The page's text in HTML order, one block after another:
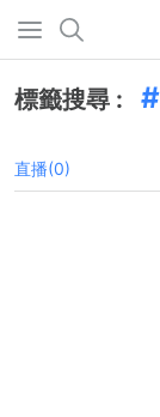
標籤搜尋 :
直播(0)